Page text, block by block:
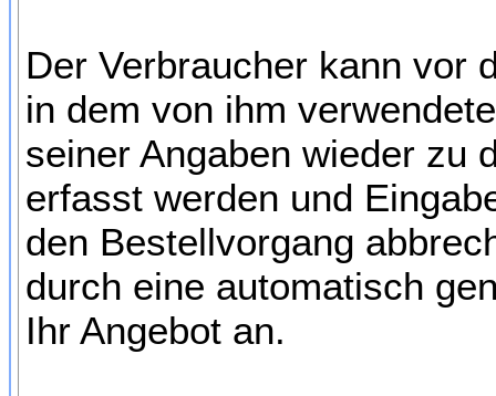
Der Verbraucher kann vor
in dem von ihm
seiner Angaben wieder zu
erfasst werden und
den Bestellvorgang
durch eine automatisch
Ihr Angebot an.